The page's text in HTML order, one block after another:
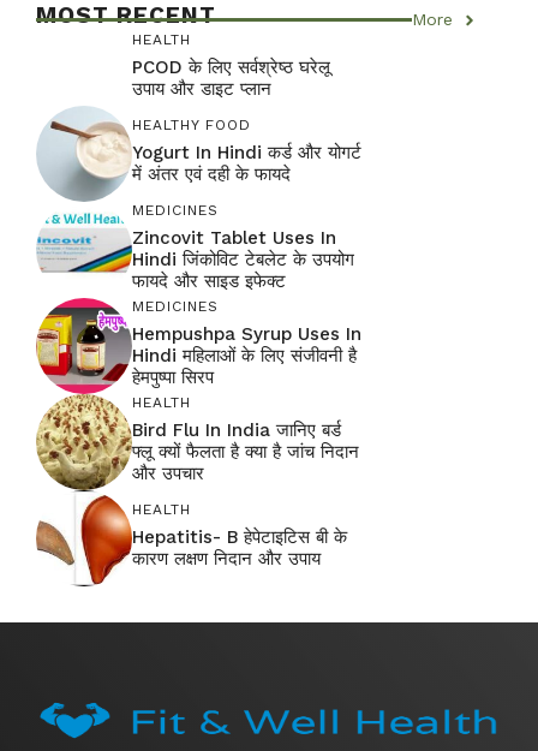
MOST RECENT More
HEALTH
PCOD के लिए सर्वश्रेष्ठ घरेलू
उपाय और डाइट प्लान
HEALTHY FOOD
Yogurt In Hindi कर्ड और योगर्ट
में अंतर एवं दही के फायदे
MEDICINES
Zincovit Tablet Uses In
Hindi जिंकोविट टेबलेट के उपयोग
फायदे और साइड इफेक्ट
MEDICINES
Hempushpa Syrup Uses In
Hindi महिलाओं के लिए संजीवनी है
हेमपुष्पा सिरप
HEALTH
Bird Flu In India जानिए बर्ड
फ्लू क्यों फैलता है क्या है जांच निदान
और उपचार
HEALTH
Hepatitis- B हेपेटाइटिस बी के
कारण लक्षण निदान और उपाय